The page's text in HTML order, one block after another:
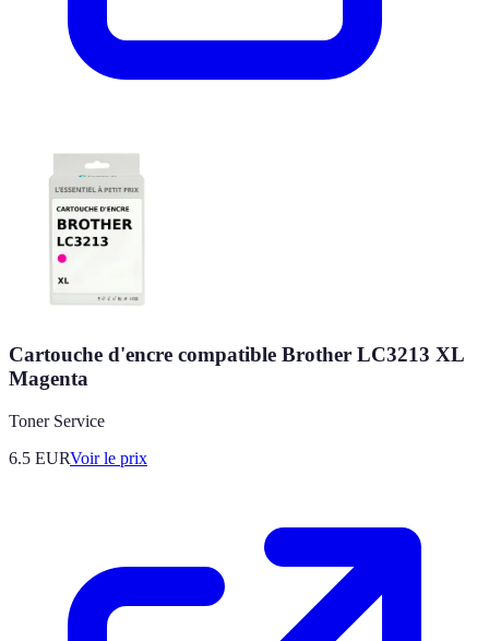
Cartouche d'encre compatible Brother LC3213 XL
Magenta
Toner Service
6.5 EURVoir le prix